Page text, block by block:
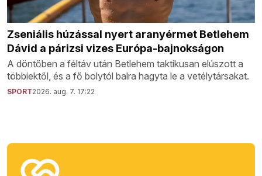
Zseniális húzással nyert aranyérmet Betlehem
Dávid a párizsi vizes Európa-bajnokságon
A döntőben a féltáv után Betlehem taktikusan elúszott a
többiektől, és a fő bolytól balra hagyta le a vetélytársakat.
SPORT2026. aug. 7. 17:22